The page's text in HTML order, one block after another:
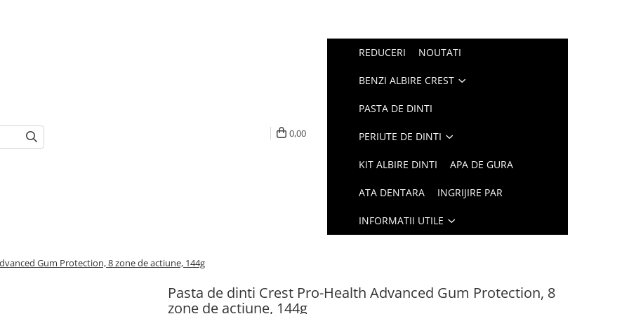
0,00
REDUCERI NOUTATI
BENZI ALBIRE CREST
PASTA DE DINTI
PERIUTE DE DINTI
KIT ALBIRE DINTI APA DE GURA
ATA DENTARA INGRIJIRE PAR
INFORMATII UTILE
Gum Protection, 8 zone de actiune, 144g
Pasta de dinti Crest Pro-Health Advanced Gum Protection, 8
zone de actiune, 144g